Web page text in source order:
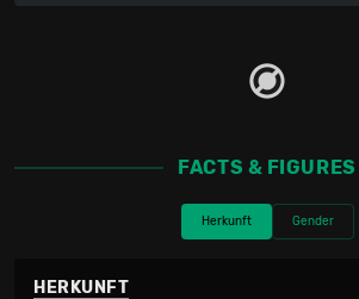
FACTS & FIGURES
Herkunft Gender
HERKUNFT